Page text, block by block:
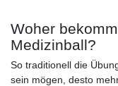
Woher
Medizinball?
So traditionell die
sein mögen, desto